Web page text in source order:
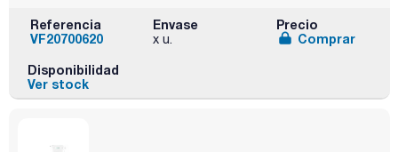
Referencia
VF20700620
Envase
x u.
Precio
Comprar
Disponibilidad
Ver stock